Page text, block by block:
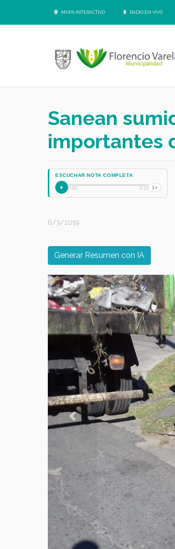
MAPA INTERACTIVO RADIO EN VIVO
Sanean
importantes
ESCUCHAR NOTA COMPLETA
0:00 0:27 1×
6/3/2019
Generar Resumen con IA
Previous